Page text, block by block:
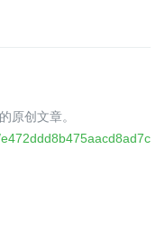
原创文章。